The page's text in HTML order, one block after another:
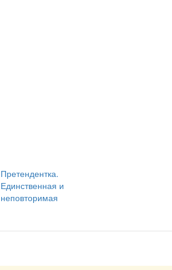
Претендентка.
Единственная и
неповторимая